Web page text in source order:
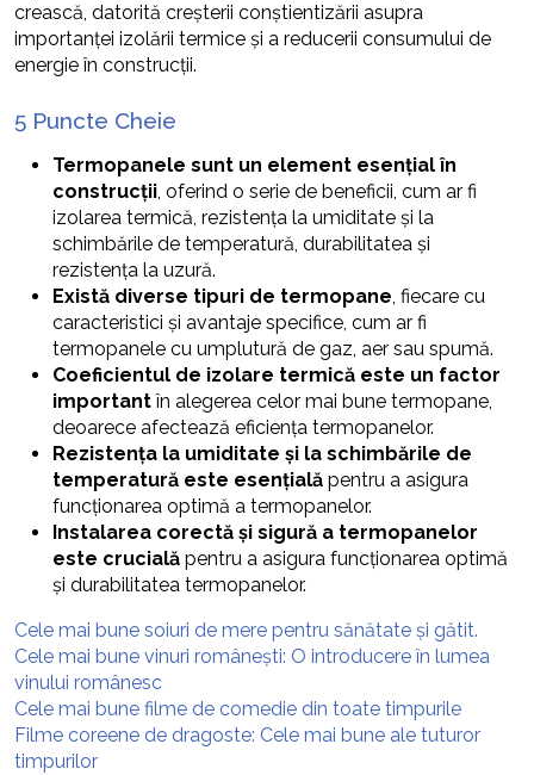
crească, datorită creșterii conștientizării asupra
importanței izolării termice și a reducerii consumului de
energie în construcții.
5 Puncte Cheie
Termopanele sunt un element esențial în
construcții, oferind o serie de beneficii, cum ar fi
izolarea termică, rezistența la umiditate și la
schimbările de temperatură, durabilitatea și
rezistența la uzură.
Există diverse tipuri de termopane, fiecare cu
caracteristici și avantaje specifice, cum ar fi
termopanele cu umplutură de gaz, aer sau spumă.
Coeficientul de izolare termică este un factor
importantîn alegerea celor mai bune termopane,
deoarece afectează eficiența termopanelor.
Rezistența la umiditate și la schimbările de
temperatură este esențială pentru a asigura
funcționarea optimă a termopanelor.
Instalarea corectă și sigură a termopanelor
este crucială pentru a asigura funcționarea optimă
și durabilitatea termopanelor.
Cele mai bune soiuri de mere pentru sănătate și gătit.
Cele mai bune vinuri românești: O introducere în lumea
vinului românesc
Cele mai bune filme de comedie din toate timpurile
Filme coreene de dragoste: Cele mai bune ale tuturor
timpurilor